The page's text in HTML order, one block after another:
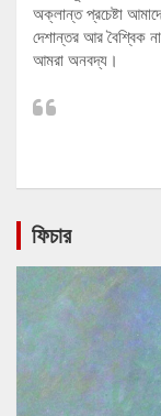
অক্লান্ত প্রচেষ্টা
দেশান্তর আর বৈশ্বিক
আমরা অনবদ্য।
ফিচার